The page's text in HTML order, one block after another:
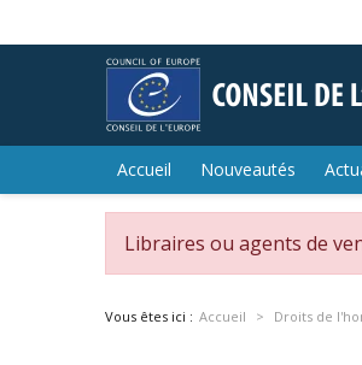
Accueil Nouveautés
Libraires ou agents de
Vous êtes ici : Accueil Droits de